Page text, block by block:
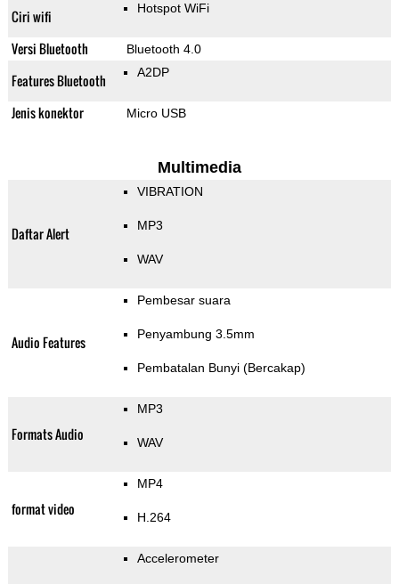
Ciri wifi Hotspot WiFi
Versi Bluetooth Bluetooth 4.0
Features Bluetooth A2DP
Jenis konektor Micro USB
Multimedia
Daftar Alert
VIBRATION
MP3
WAV
Audio Features
Pembesar suara
Penyambung 3.5mm
Pembatalan Bunyi (Bercakap)
Formats Audio
MP3
WAV
format video
MP4
H.264
Accelerometer